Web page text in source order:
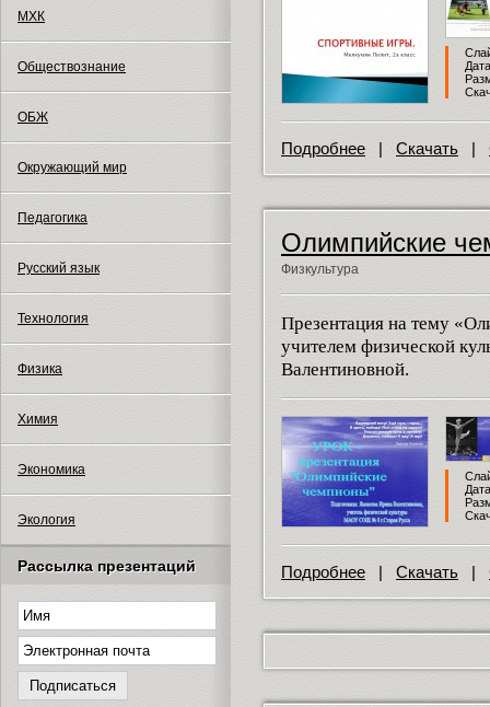
МХК
Обществознание
ОБЖ
Окружающий мир
Педагогика
Русский язык
Технология
Физика
Химия
Экономика
Экология
Рассылка презентаций
Подробнее | Скачать |
Олимпийские
Физкультура
Презентация на тему
учителем физической
Валентиновной.
Подробнее | Скачать |